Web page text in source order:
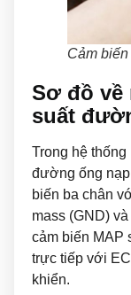
Cảm
Sơ đồ về
suất
Trong hệ
đường ống
biến ba chân
mass (GND)
cảm biến MAP
trực tiếp với
khiển.